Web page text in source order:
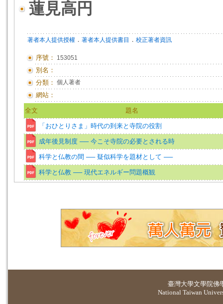
蓮見高円
著者本人提供授權 ． 著者本人提供書目 ． 校正著者資訊
序號： 153051
別名：
分類： 個人著者
網站：
全文 題名
「おひとりさま」時代の到来と寺院の役割
成年後見制度 ── 今こそ寺院の必要とされる時
科学と仏教の間 ── 疑似科学を題材として ──
科学と仏教 ── 現代エネルギー問題概観
臺灣大學文學院佛
National Taiwan